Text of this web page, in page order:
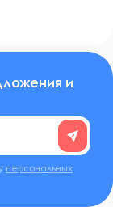
и
персональных